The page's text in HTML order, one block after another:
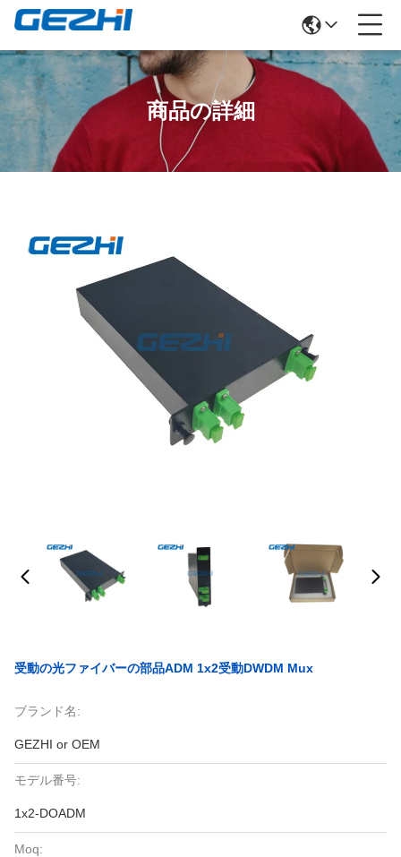
商品の詳細
受動の光ファイバーの部品ADM 1x2受動DWDM Mux
ブランド名:
GEZHI or OEM
モデル番号:
1x2-DOADM
Moq: